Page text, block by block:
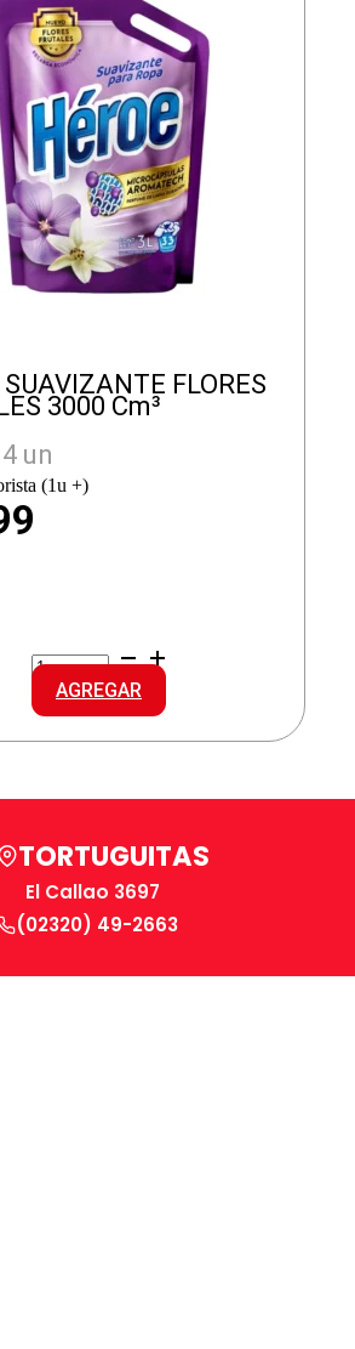
SUAVIZANTE FLORES
3000 Cm³
un
(1u +)
HEROE
SUAVIZANTE
FLORES
FRUTALES
cantidad
AGREGAR
TORTUGUITAS
El Callao 3697
(02320) 49-2663